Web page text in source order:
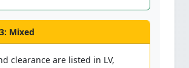
Mixed
clearance are listed in LV,